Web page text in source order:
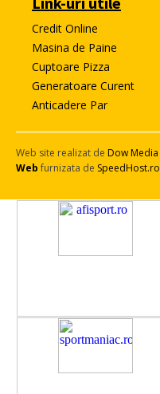
Credit Online
Masina de Paine
Cuptoare Pizza
Generatoare Curent
Anticadere Par
Web site realizat de Dow Media
Webfurnizata de SpeedHost.ro